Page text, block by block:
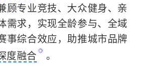
顾专业竞技、大众健身、亲
需求，实现全龄参与、全域
事综合效应，助推城市品牌
度融合 。